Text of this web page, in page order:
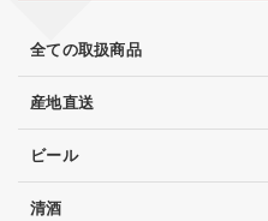
全ての取扱商品
産地直送
ビール
清酒